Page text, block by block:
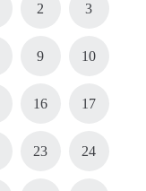
2 3
9 10
16 17
23 24